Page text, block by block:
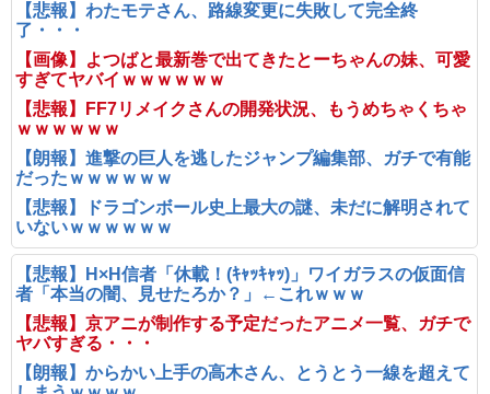
【悲報】わたモテさん、路線変更に失敗して完全終
了・・・
【画像】よつばと最新巻で出てきたとーちゃんの妹、可愛
すぎてヤバイｗｗｗｗｗｗ
【悲報】FF7リメイクさんの開発状況、もうめちゃくちゃ
ｗｗｗｗｗｗ
【朗報】進撃の巨人を逃したジャンプ編集部、ガチで有能
だったｗｗｗｗｗｗ
【悲報】ドラゴンボール史上最大の謎、未だに解明されて
いないｗｗｗｗｗｗ
【悲報】H×H信者「休載！(ｷｬｯｷｬｯ)」ワイガラスの仮面信
者「本当の闇、見せたろか？」←これｗｗｗ
【悲報】京アニが制作する予定だったアニメ一覧、ガチで
ヤバすぎる・・・
【朗報】からかい上手の高木さん、とうとう一線を超えて